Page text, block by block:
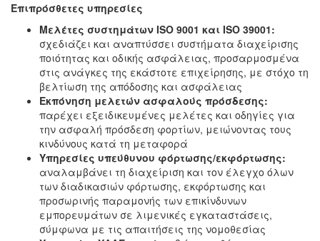
Επιπρόσθετες υπηρεσίες
Μελέτες συστημάτων ISO 9001 και ISO 39001:
σχεδιάζει και αναπτύσσει συστήματα διαχείρισης
ποιότητας και οδικής ασφάλειας, προσαρμοσμένα
στις ανάγκες της εκάστοτε επιχείρησης, με στόχο τη
βελτίωση της απόδοσης και ασφάλειας
Εκπόνηση μελετών ασφαλούς πρόσδεσης:
παρέχει εξειδικευμένες μελέτες και οδηγίες για
την ασφαλή πρόσδεση φορτίων, μειώνοντας τους
κινδύνους κατά τη μεταφορά
Υπηρεσίες υπεύθυνου φόρτωσης/εκφόρτωσης:
αναλαμβάνει τη διαχείριση και τον έλεγχο όλων
των διαδικασιών φόρτωσης, εκφόρτωσης και
προσωρινής παραμονής των επικίνδυνων
εμπορευμάτων σε λιμενικές εγκαταστάσεις,
σύμφωνα με τις απαιτήσεις της νομοθεσίας